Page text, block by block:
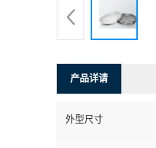
产品详请
外型尺寸